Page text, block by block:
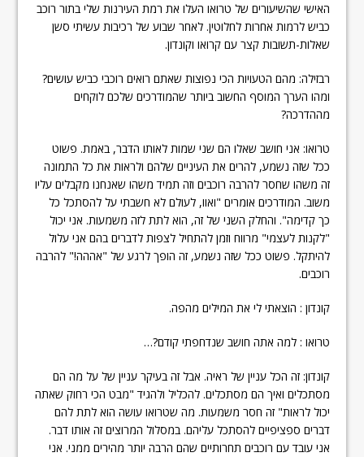
האישי שהשיעורים של טרואו העלו את רמת העירנות שלי בתור רוכב
כביש לרמות אחרות לחלוטין. לאחר שבוע של רכיבות עשיתי סשן
שאלות-תשובות קצר עם קרואו וקונדון.
רבזילה: מהם הטעויות הכי נפוצות שאתם רואים רוכבי כביש עושים?
ומהו הערך המוסף החשוב ביותר שהמודרכים שלכם לוקחים
מההדרכה?
טרואו: אני חושב שאלו הם שני שמות לאותו הדבר, באמת. פשוט
ככל שזה נשמע, להרים את העיניים שלהם ולראות את כל התמונה
זה משהו שחסר להרבה רוכבים וזה תמיד משהו שאנחנו מקבלים עליו
משוב. המודרכים אומרים "ואוו, לעולם לא חשבתי על להסתכל כל
כך קדימה". והחלק השני של זה, הוא לתת לזה משמעות. אני יכול
"לקנות לעצמי" מרווח וזמן להתחיל לצפות לדברים בהם אני עלול
להיתקל. פשוט ככל שזה נשמע, זה הופך לרגע של "אההה!" להרבה
רוכבים.
קונדון : הוצאתי לי את המילים מהפה.
טרואו : למה אתה חושב שנדחפתי קודם?…
קונדון: זה הכל עניין של ראיה. אבל זה בעיקר עניין של על מה הם
מסתכלים ואיך הם מסתכלים. להכליל ולהגיד "מבט הכי רחוק שאתה
יכול לראות" זה חסר משמעות. מה שטרואו עושה הוא לתת להם
דברים ספציפיים להסתכל עליהם. במסלול המרוצים זה אותו דבר.
אני עובד עם רוכבים תחרותיים שהם הרבה יותר מהירים ממני. אני